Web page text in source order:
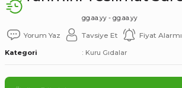
Kategori Kuru Gıdalar
gg.aa.yy - gg.aa.yy
Yorum Yaz Tavsiye Et Fiyat Alarmı